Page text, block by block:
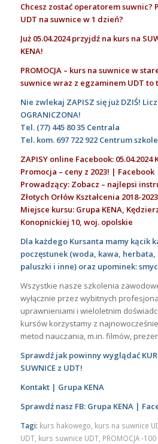
Chcesz zostać operatorem
UDT na suwnice w 1 dzień?
Już 05.04.2024 przyjdź na kurs na
KENA!
PROMOCJA – kurs na suwnice w
suwnice wraz z egzaminem UDT to
Nie zwlekaj ZAPISZ się już DZIŚ!
OGRANICZONA!
Tel. (77) 445 80 35Centrala
Tel. kom. 697 722 922Centrum
ZAPISY online Facebook: 05.04.2024
Promocja – ceny z 2023! | Facebook
Prowadzący: Zobacz – najlepsi
Złotych Orłów Kształcenia 2018-
Miejsce kursu: Grupa KENA,
Konopnickiej 10, woj. opolskie
Dla każdego Kursanta mamy kącik
poczęstunek (woda, kawa,
paluszki i inne) oraz upominek:
Wszystkie nasze szkolenia
wyłącznie przez wybitnych
uprawnieniami i wieloletnim
kursów korzystamy z
metod nauczania, m.in. filmów,
Sprawdź jak powinny wyglądać
SUWNICE z UDT!
Kontakt | Grupa KENA
Sprawdź nasz FB: Grupa KENA |
Tagi: kurs hakowego kurs na suwnice
UDT, kurs suwnice UDT, PROMOCJA -100